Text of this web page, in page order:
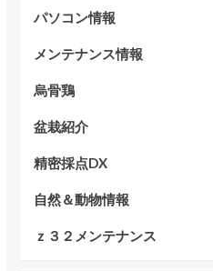
パソコン情報
メンテナンス情報
烏骨鶏
盆栽紹介
精密採点DX
自然＆動物情報
ｚ３２メンテナンス